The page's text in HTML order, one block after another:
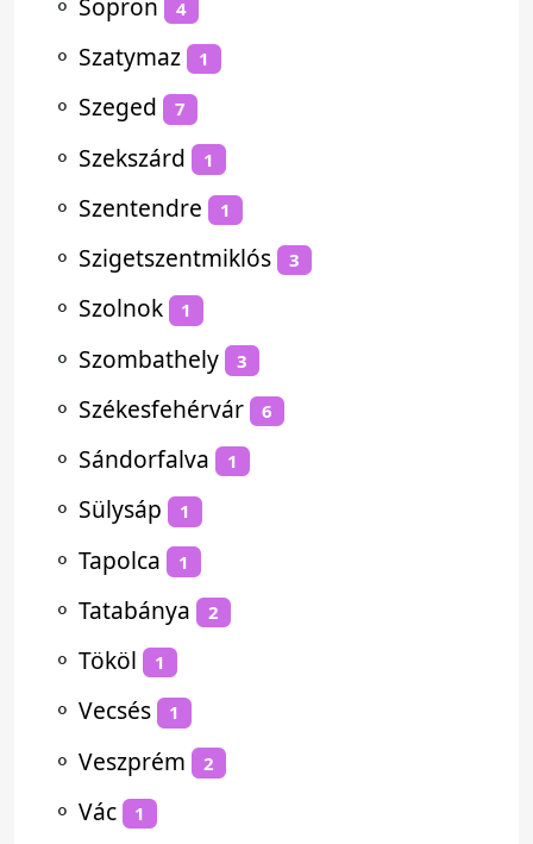
4
⚬ Szatymaz 1
⚬ Szeged 7
⚬ Szekszárd 1
⚬ Szentendre 1
⚬ Szigetszentmiklós 3
⚬ Szolnok 1
⚬ Szombathely 3
⚬ Székesfehérvár 6
⚬ Sándorfalva 1
⚬ Sülysáp 1
⚬ Tapolca 1
⚬ Tatabánya 2
⚬ Tököl 1
⚬ Vecsés 1
⚬ Veszprém 2
⚬ Vác 1